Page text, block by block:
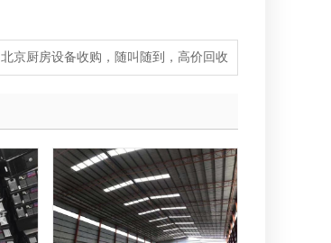
北京厨房设备收购，随叫随到，高价回收